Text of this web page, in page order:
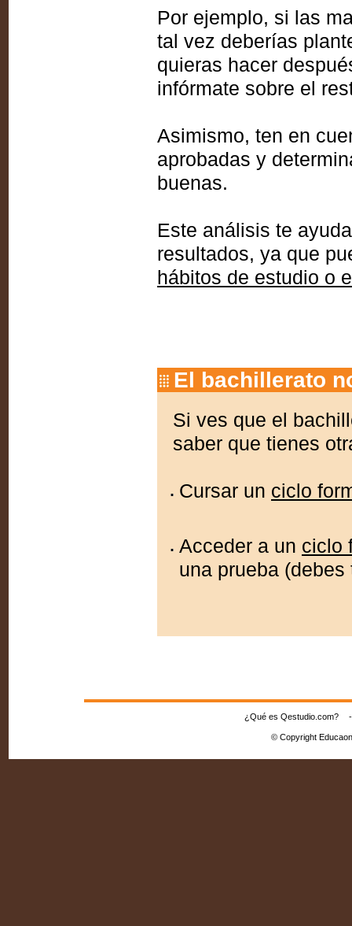
Por ejemplo, si las
tal vez deberías
quieras hacer
infórmate sobre el
Asimismo, ten en
aprobadas y
buenas.
Este análisis te
resultados, ya que
hábitos de estudio o
El bachillerato
Si ves que el
saber que tienes
Cursar un ciclo
Acceder a un ciclo
una prueba
¿Qué es Qestudio.com?
© Copyright